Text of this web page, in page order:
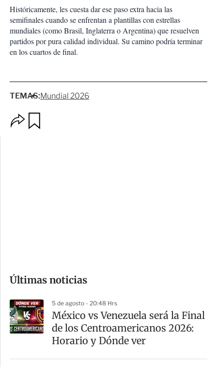
Históricamente, les cuesta dar ese paso extra hacia las
semifinales cuando se enfrentan a plantillas con estrellas
mundiales (como Brasil, Inglaterra o Argentina) que resuelven
partidos por pura calidad individual. Su camino podría terminar
en los cuartos de final.
TEMAS:Mundial 2026
p
m
a
r
t
Últimas noticias
5 de agosto - 20:48 Hrs
México vs Venezuela será la Final
de los Centroamericanos 2026:
Horario y Dónde ver